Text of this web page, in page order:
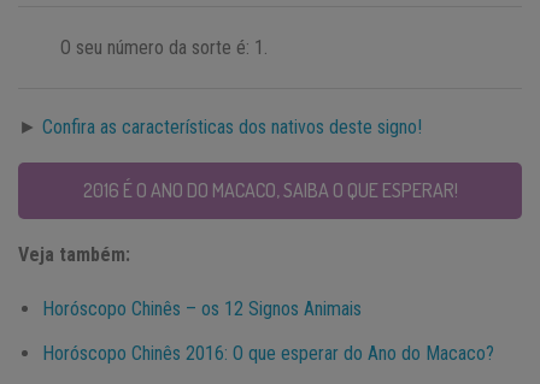
O seu número da sorte é: 1.
► Confira as características dos nativos deste signo!
2016 É O ANO DO MACACO, SAIBA O QUE ESPERAR!
Veja também:
Horóscopo Chinês – os 12 Signos Animais
Horóscopo Chinês 2016: O que esperar do Ano do Macaco?